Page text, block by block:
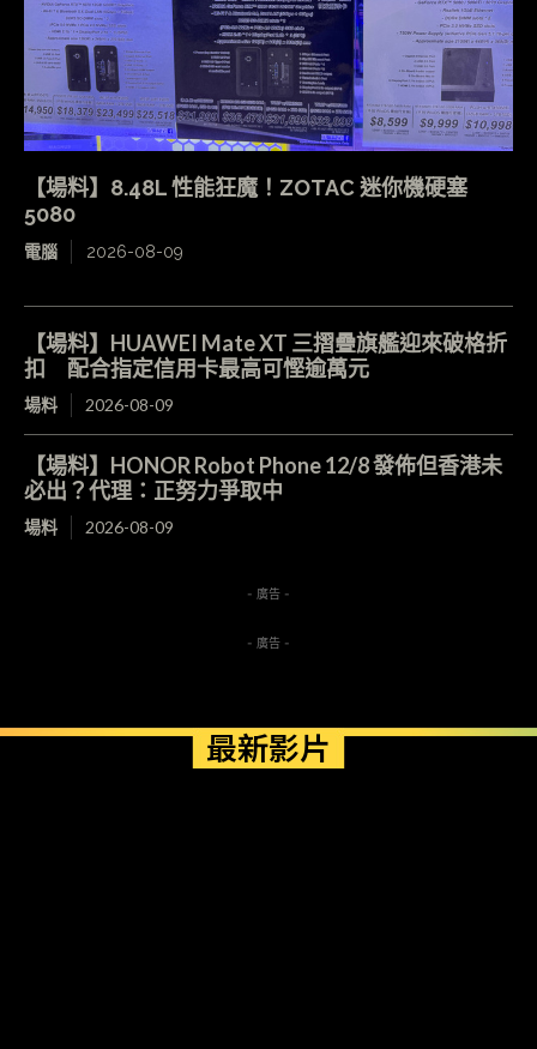
【場料】8.48L 性能狂魔！ZOTAC 迷你機硬塞
5080
電腦 2026-08-09
【場料】HUAWEI Mate XT 三摺疊旗艦迎來破格折
扣 配合指定信用卡最高可慳逾萬元
場料 2026-08-09
【場料】HONOR Robot Phone 12/8 發佈但香港未
必出？代理：正努力爭取中
場料 2026-08-09
- 廣告 -
- 廣告 -
最新影片